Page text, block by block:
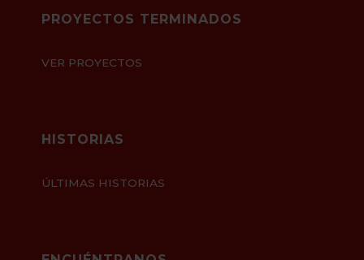
PROYECTOS TERMINADOS
VER PROYECTOS
HISTORIAS
ÚLTIMAS HISTORIAS